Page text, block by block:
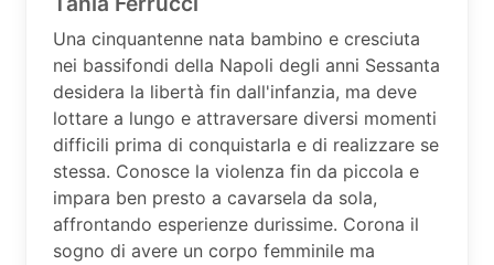
Una cinquantenne nata bambino e cresciuta
nei bassifondi della Napoli degli anni Sessanta
desidera la libertà fin dall'infanzia, ma deve
lottare a lungo e attraversare diversi momenti
difficili prima di conquistarla e di realizzare se
stessa. Conosce la violenza fin da piccola e
impara ben presto a cavarsela da sola,
affrontando esperienze durissime. Corona il
sogno di avere un corpo femminile ma